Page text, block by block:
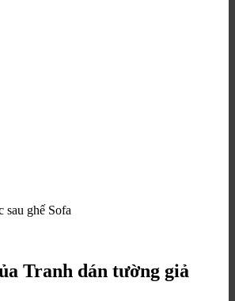
sau ghế Sofa
Tranh dán tường giả